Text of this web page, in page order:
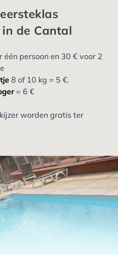
de Cantal
één persoon en 30 € voor 2
8 of 10 kg = 5 €.
= 6 €
worden gratis ter